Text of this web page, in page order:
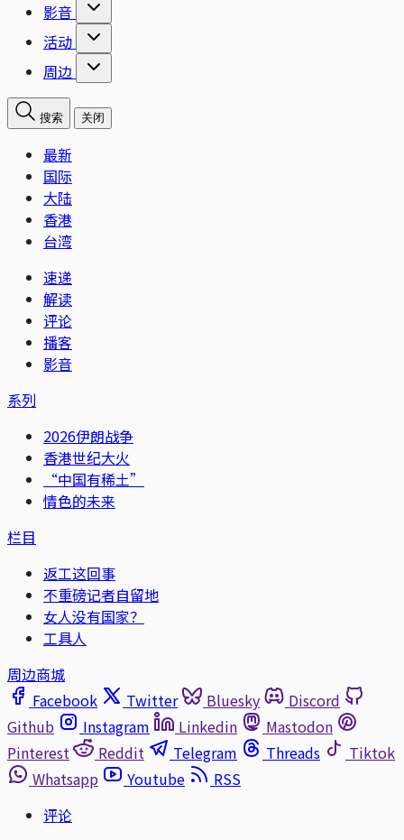
影音
活动
周边
搜索 关闭
最新
国际
大陆
香港
台湾
速递
解读
评论
播客
影音
系列
2026伊朗战争
香港世纪大火
“中国有稀土”
情色的未来
栏目
返工这回事
不重磅记者自留地
女人没有国家？
工具人
周边商城
Facebook
Twitter Bluesky
Discord
Github
Instagram Linkedin
Mastodon
Pinterest
Reddit Telegram Threads
Tiktok
Whatsapp
Youtube
RSS
评论